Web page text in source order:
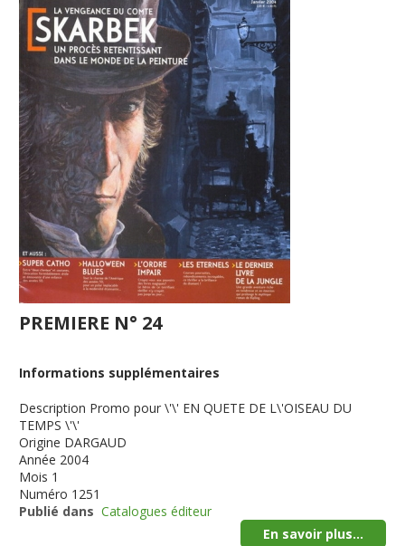
PREMIERE N° 24
Informations supplémentaires
Description Promo pour \'\' EN QUETE DE L\'OISEAU DU
TEMPS \'\'
Origine DARGAUD
Année 2004
Mois 1
Numéro 1251
Publié dans Catalogues éditeur
En savoir plus...